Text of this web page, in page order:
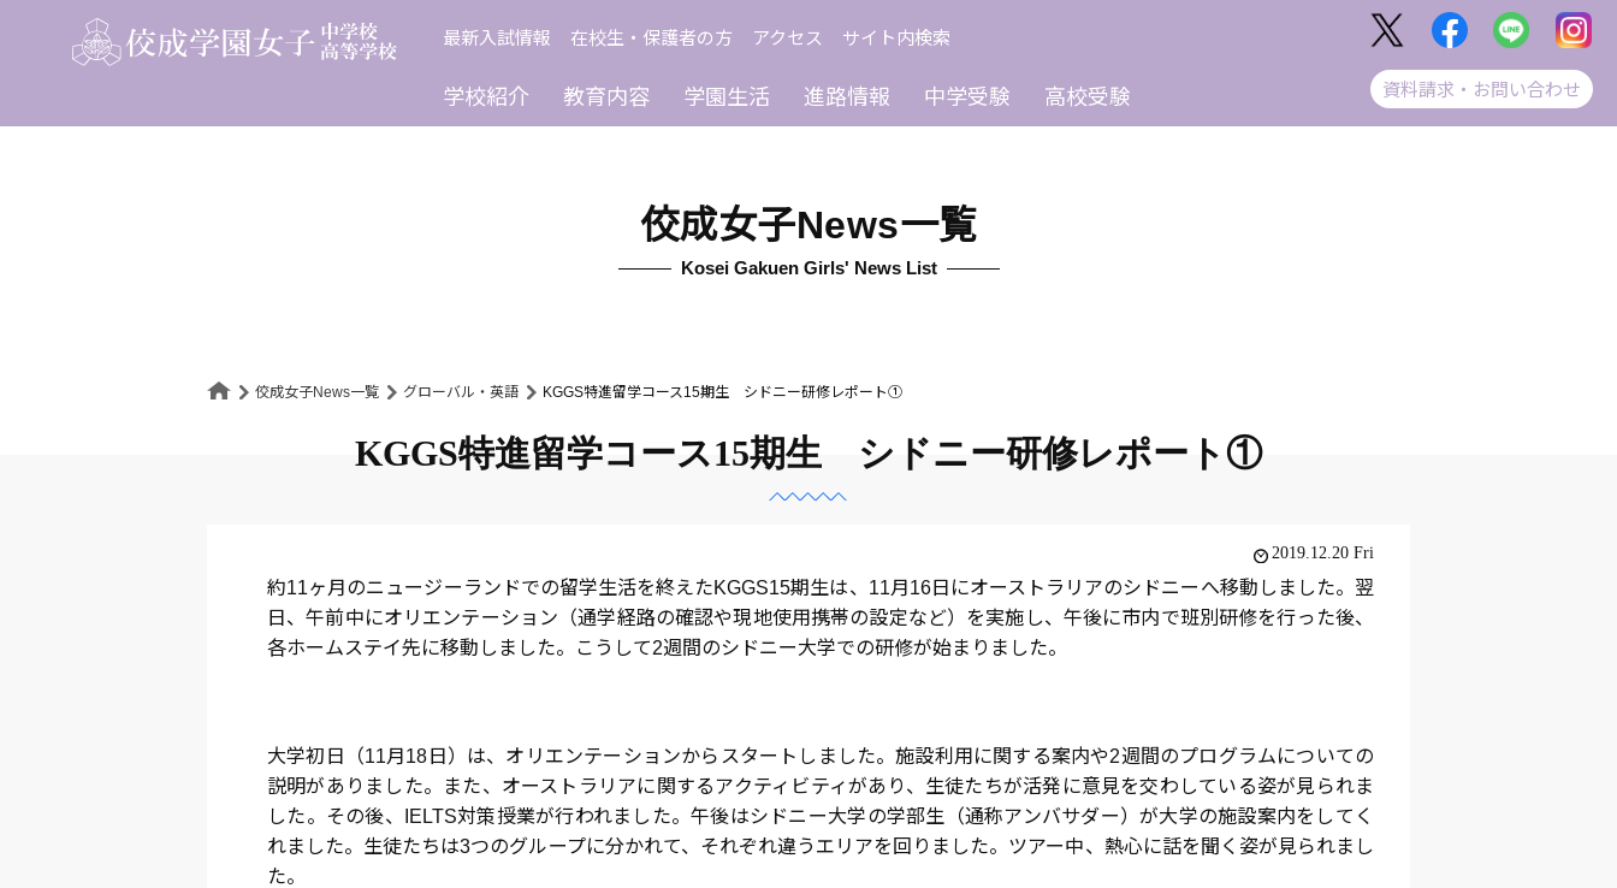
最新入試情報 在校生・保護者の方 アクセス サイト内検索
資料請求・お問い合わせ
学校紹介 教育内容 学園生活 進路情報 中学受験 高校受験
佼成女子News一覧
Kosei Gakuen Girls' News List
佼成女子News一覧 グローバル・英語 KGGS特進留学コース15期生 シドニー研修レポート①
KGGS特進留学コース15期生 シドニー研修レポート①
2019.12.20 Fri
約11ヶ月のニュージーランドでの留学生活を終えたKGGS15期生は、11月16日にオーストラリアのシドニーへ移動しました。翌
日、午前中にオリエンテーション（通学経路の確認や現地使用携帯の設定など）を実施し、午後に市内で班別研修を行った後、
各ホームステイ先に移動しました。こうして2週間のシドニー大学での研修が始まりました。
大学初日（11月18日）は、オリエンテーションからスタートしました。施設利用に関する案内や2週間のプログラムについての
説明がありました。また、オーストラリアに関するアクティビティがあり、生徒たちが活発に意見を交わしている姿が見られま
した。その後、IELTS対策授業が行われました。午後はシドニー大学の学部生（通称アンバサダー）が大学の施設案内をしてく
れました。生徒たちは3つのグループに分かれて、それぞれ違うエリアを回りました。ツアー中、熱心に話を聞く姿が見られまし
た。